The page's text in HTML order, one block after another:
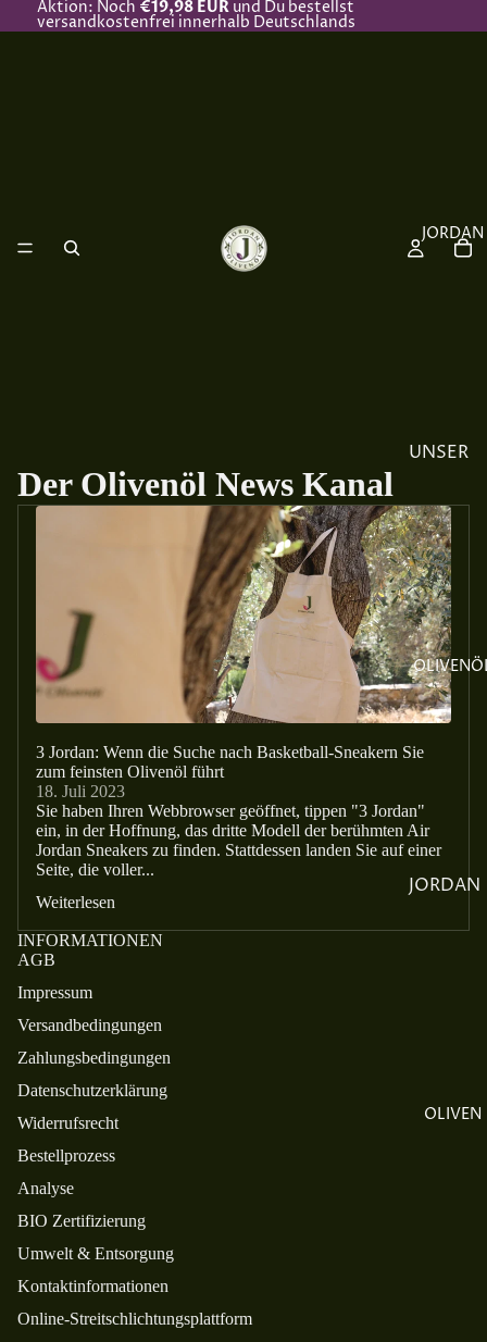
Aktion: Noch €19,98 EUR und Du bestellst
versandkostenfrei innerhalb Deutschlands
JORDAN
UNSER
LESBOS
DIE
AINE
DIE
REGION
DER
JORDAN
FETA
HNUNGE
N
DIE
JORDAN
OLIVEN
Der Olivenöl News Kanal
3 Jordan: Wenn die Suche nach Basketball-Sneakern Sie
zum feinsten Olivenöl führt
18. Juli 2023
Sie haben Ihren Webbrowser geöffnet, tippen "3 Jordan"
ein, in der Hoffnung, das dritte Modell der berühmten Air
Jordan Sneakers zu finden. Stattdessen landen Sie auf einer
Seite, die voller...
Weiterlesen
INFORMATIONEN
AGB
Impressum
Versandbedingungen
Zahlungsbedingungen
Datenschutzerklärung
Widerrufsrecht
Bestellprozess
Analyse
BIO Zertifizierung
Umwelt & Entsorgung
Kontaktinformationen
Online-Streitschlichtungsplattform